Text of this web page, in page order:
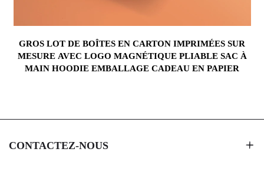
GROS LOT DE BOÎTES EN CARTON IMPRIMÉES SUR
MESURE AVEC LOGO MAGNÉTIQUE PLIABLE SAC À
MAIN HOODIE EMBALLAGE CADEAU EN PAPIER
CONTACTEZ-NOUS